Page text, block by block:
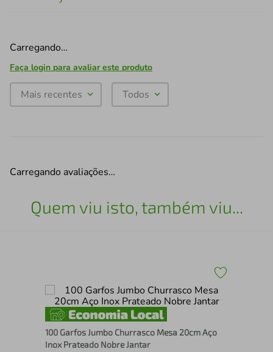
Carregando…
Faça login para avaliar este produto
Mais recentes Todos
Carregando avaliações…
Quem viu isto, também viu...
100 Garfos Jumbo Churrasco Mesa 20cm Aço
Inox Prateado Nobre Jantar